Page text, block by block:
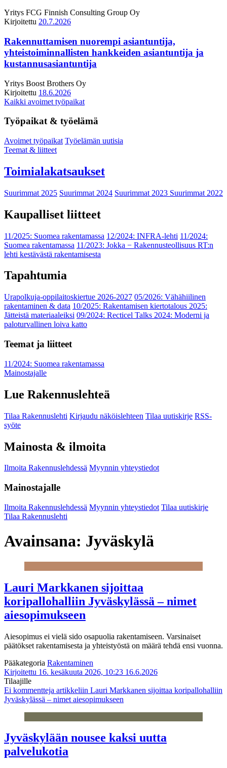
Yritys FCG Finnish Consulting Group Oy
Kirjoitettu 20.7.2026
Rakennuttamisen nuorempi asiantuntija,
yhteistoiminnallisten hankkeiden asiantuntija ja
kustannusasiantuntija
Yritys Boost Brothers Oy
Kirjoitettu 18.6.2026
Kaikki avoimet työpaikat
Työpaikat & työelämä
Avoimet työpaikat Työelämän uutisia
Teemat & liitteet
Toimialakatsaukset
Suurimmat 2025 Suurimmat 2024 Suurimmat 2023 Suurimmat 2022
Kaupalliset liitteet
11/2025: Suomea rakentamassa 12/2024: INFRA-lehti 11/2024:
Suomea rakentamassa 11/2023: Jokka − Rakennusteollisuus RT:n
lehti kestävästä rakentamisesta
Tapahtumia
Urapolkuja-oppilaitoskiertue 2026-2027 05/2026: Vähähiilinen
rakentaminen & data 10/2025: Rakentamisen kiertotalous 2025:
Jätteistä materiaaleiksi 09/2024: Recticel Talks 2024: Moderni ja
paloturvallinen loiva katto
Teemat ja liitteet
11/2024: Suomea rakentamassa
Mainostajalle
Lue Rakennuslehteä
Tilaa Rakennuslehti Kirjaudu näköislehteen Tilaa uutiskirje RSS-
syöte
Mainosta & ilmoita
Ilmoita Rakennuslehdessä Myynnin yhteystiedot
Mainostajalle
Ilmoita Rakennuslehdessä Myynnin yhteystiedot Tilaa uutiskirje
Tilaa Rakennuslehti
Avainsana: Jyväskylä
Lauri Markkanen sijoittaa
koripallohalliin Jyväskylässä – nimet
aiesopimukseen
Aiesopimus ei vielä sido osapuolia rakentamiseen. Varsinaiset
päätökset rakentamisesta ja yhteistyöstä on määrä tehdä ensi vuonna.
Pääkategoria Rakentaminen
Kirjoitettu 16. kesäkuuta 2026, 10:23 16.6.2026
Tilaajille
Ei kommentteja artikkeliin Lauri Markkanen sijoittaa koripallohalliin
Jyväskylässä – nimet aiesopimukseen
Jyväskylään nousee kaksi uutta
palvelukotia